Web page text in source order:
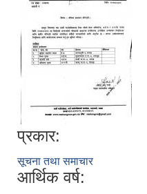
प्रकार:
सूचना तथा समाचार
आर्थिक वर्ष: